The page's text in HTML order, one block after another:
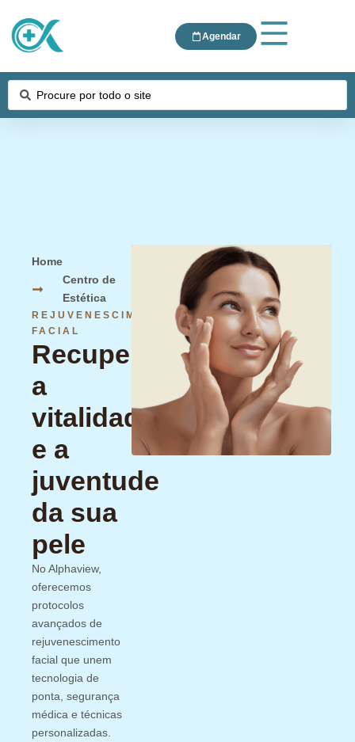
Agendar
Home
Centro de
Estética
REJUVENESCIMENTO
FACIAL
Recupere
a
vitalidade
e a
juventude
da sua
pele
No Alphaview,
oferecemos
protocolos
avançados de
rejuvenescimento
facial que unem
tecnologia de
ponta, segurança
médica e técnicas
personalizadas.